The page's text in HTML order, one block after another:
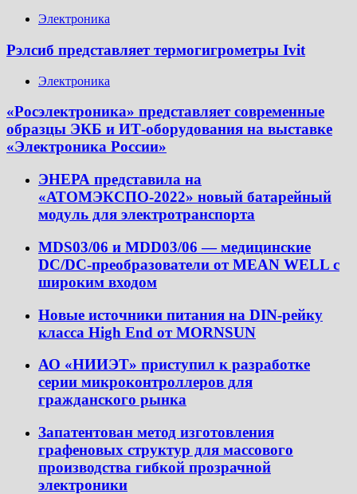
Электроника
Рэлсиб представляет термогигрометры Ivit
Электроника
«Росэлектроника» представляет современные
образцы ЭКБ и ИТ-оборудования на выставке
«Электроника России»
ЭНЕРА представила на
«АТОМЭКСПО-2022» новый батарейный
модуль для электротранспорта
MDS03/06 и MDD03/06 — медицинские
DC/DC-преобразователи от MEAN WELL с
широким входом
Новые источники питания на DIN-рейку
класса High End от MORNSUN
АО «НИИЭТ» приступил к разработке
серии микроконтроллеров для
гражданского рынка
Запатентован метод изготовления
графеновых структур для массового
производства гибкой прозрачной
электроники